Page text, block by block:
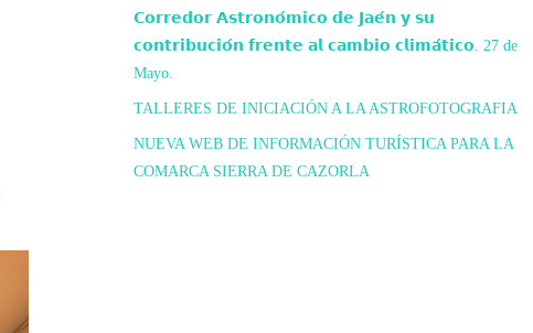
𝗖𝗼𝗿𝗿𝗲𝗱𝗼𝗿 𝗔𝘀𝘁𝗿𝗼𝗻𝗼́𝗺𝗶𝗰𝗼 𝗱𝗲 𝗝𝗮𝗲́𝗻 𝘆 𝘀𝘂
𝗰𝗼𝗻𝘁𝗿𝗶𝗯𝘂𝗰𝗶𝗼́𝗻 𝗳𝗿𝗲𝗻𝘁𝗲 𝗮𝗹 𝗰𝗮𝗺𝗯𝗶𝗼 𝗰𝗹𝗶𝗺𝗮́𝘁𝗶𝗰𝗼. 27 de
Mayo.
TALLERES DE INICIACIÓN A LA ASTROFOTOGRAFIA
NUEVA WEB DE INFORMACIÓN TURÍSTICA PARA LA
COMARCA SIERRA DE CAZORLA